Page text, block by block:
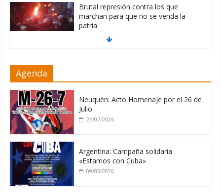
Brutal represión contra los que
marchan para que no se venda la
patria
06/08/2026
06/08/2026
Agenda
Neuquén: Acto Homenaje por el 26 de
Julio
26/07/2026
Argentina: Campaña solidaria
«Estamos con Cuba»
09/03/2026